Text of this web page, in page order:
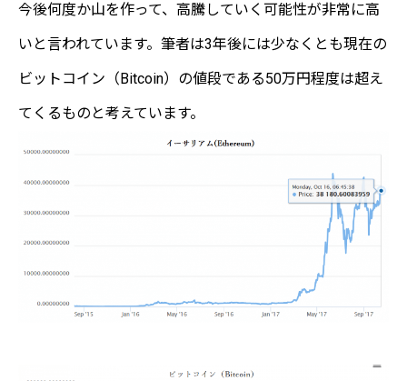
今後何度か山を作って、高騰していく可能性が非常に高
いと言われています。筆者は3年後には少なくとも現在の
ビットコイン（Bitcoin）の値段である50万円程度は超え
てくるものと考えています。